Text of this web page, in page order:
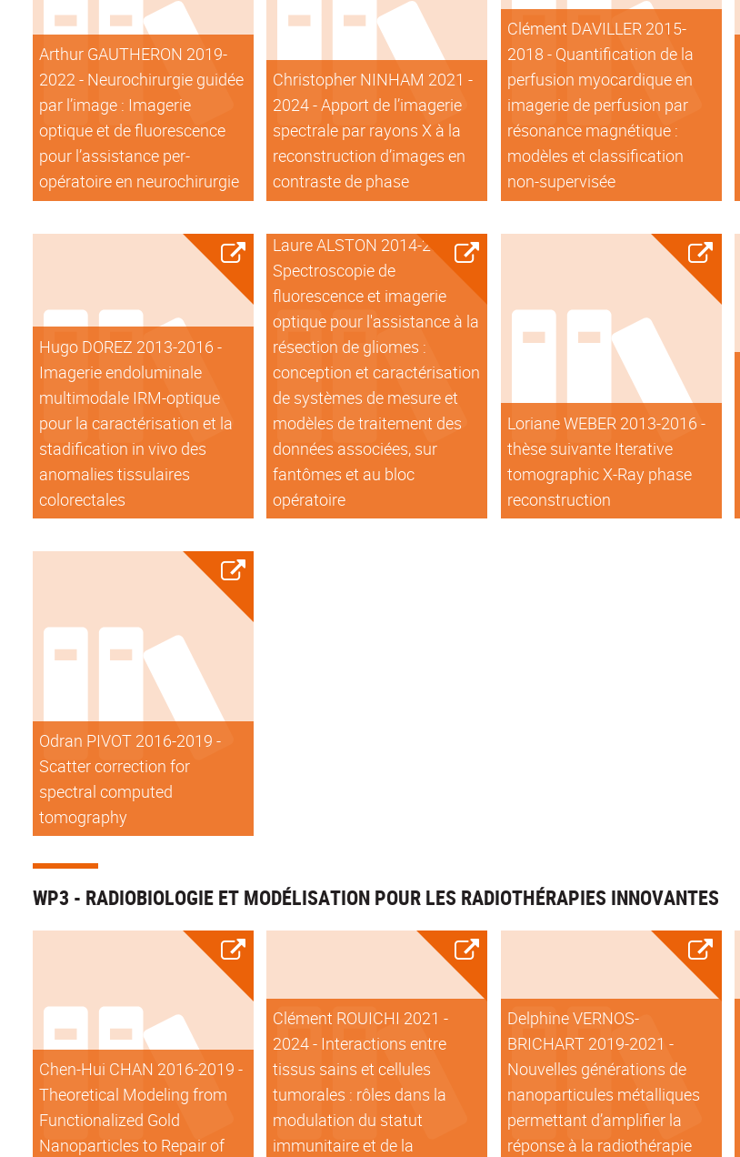
Arthur GAUTHERON 2019-
2022 - Neurochirurgie guidée
par l’image : Imagerie
optique et de fluorescence
pour l’assistance per-
opératoire en neurochirurgie
Christopher NINHAM 2021 -
2024 - Apport de l’imagerie
spectrale par rayons X à la
reconstruction d’images en
contraste de phase
Clément DAVILLER 2015-
2018 - Quantification de la
perfusion myocardique en
imagerie de perfusion par
résonance magnétique :
modèles et classification
non-supervisée
Hugo DOREZ 2013-2016 -
Imagerie endoluminale
multimodale IRM-optique
pour la caractérisation et la
stadification in vivo des
anomalies tissulaires
colorectales
Laure ALSTON 2014-2017 -
Spectroscopie de
fluorescence et imagerie
optique pour l'assistance à la
résection de gliomes :
conception et caractérisation
de systèmes de mesure et
modèles de traitement des
données associées, sur
fantômes et au bloc
opératoire
Loriane WEBER 2013-2016 -
thèse suivante Iterative
tomographic X-Ray phase
reconstruction
Odran PIVOT 2016-2019 -
Scatter correction for
spectral computed
tomography
WP3 - RADIOBIOLOGIE ET MODÉLISATION POUR LES RADIOTHÉRAPIES INNOVANTES
Chen-Hui CHAN 2016-2019 -
Theoretical Modeling from
Functionalized Gold
Nanoparticles to Repair of
Clément ROUICHI 2021 -
2024 - Interactions entre
tissus sains et cellules
tumorales : rôles dans la
modulation du statut
immunitaire et de la
Delphine VERNOS-
BRICHART 2019-2021 -
Nouvelles générations de
nanoparticules métalliques
permettant d’amplifier la
réponse à la radiothérapie